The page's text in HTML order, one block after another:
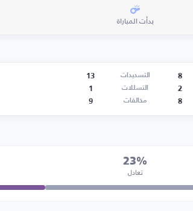
بدأت المباراة
8 التسديدات
13
2
التسللات
1
8
مخالفات 9
23%
تعادل